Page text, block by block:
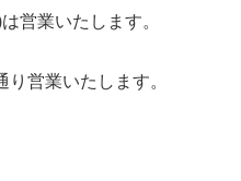
営業いたします。
営業いたします。